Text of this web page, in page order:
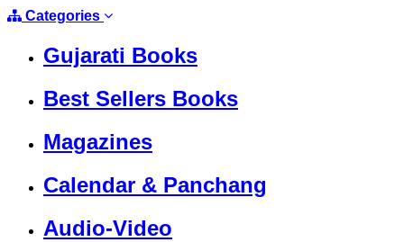
Categories
Gujarati Books
Best Sellers Books
Magazines
Calendar & Panchang
Audio-Video